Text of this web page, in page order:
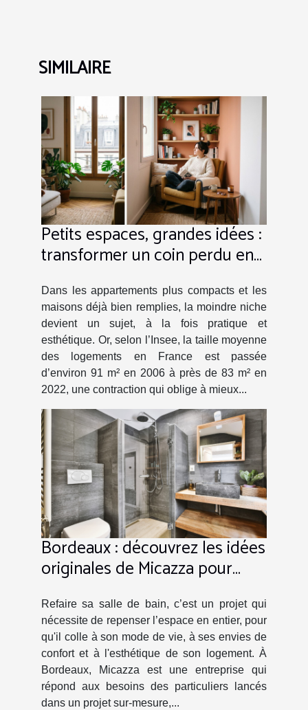
SIMILAIRE
Petits espaces, grandes idées :
transformer un coin perdu en
Dans les appartements plus compacts et les
maisons déjà bien remplies, la moindre niche
devient un sujet, à la fois pratique et
esthétique. Or, selon l’Insee, la taille moyenne
des logements en France est passée
d’environ 91 m² en 2006 à près de 83 m² en
2022, une contraction qui oblige à mieux...
Bordeaux : découvrez les idées
originales de Micazza pour
bains !
Refaire sa salle de bain, c’est un projet qui
nécessite de repenser l’espace en entier, pour
qu'il colle à son mode de vie, à ses envies de
confort et à l'esthétique de son logement. À
Bordeaux, Micazza est une entreprise qui
répond aux besoins des particuliers lancés
dans un projet sur-mesure,...